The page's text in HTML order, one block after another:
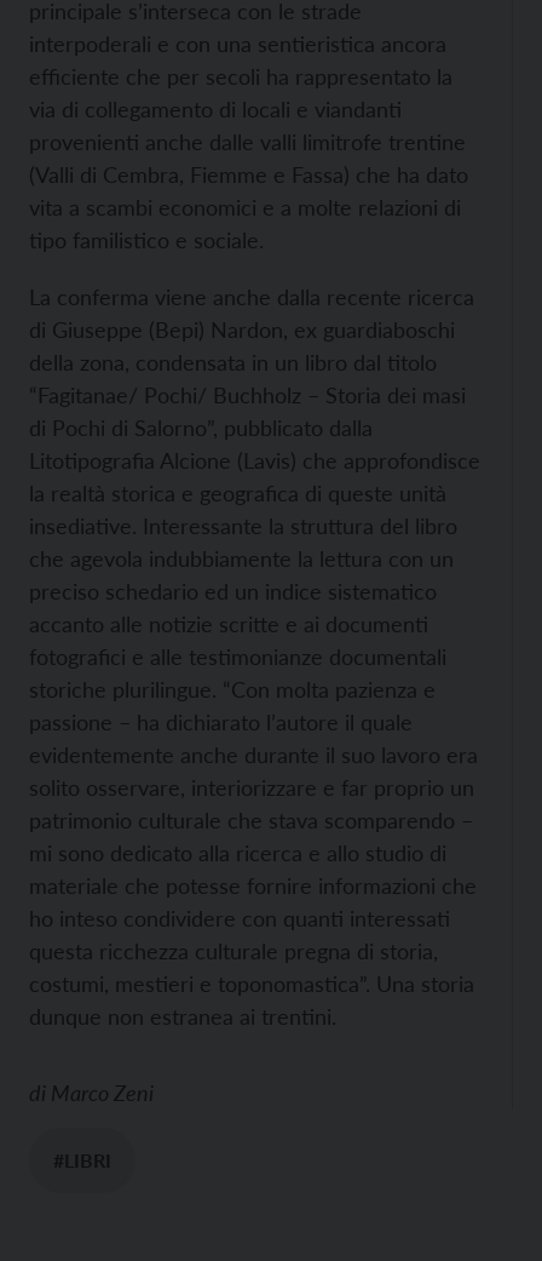
principale s’interseca con le strade
interpoderali e con una sentieristica ancora
efficiente che per secoli ha rappresentato la
via di collegamento di locali e viandanti
provenienti anche dalle valli limitrofe trentine
(Valli di Cembra, Fiemme e Fassa) che ha dato
vita a scambi economici e a molte relazioni di
tipo familistico e sociale.
La conferma viene anche dalla recente ricerca
di Giuseppe (Bepi) Nardon, ex guardiaboschi
della zona, condensata in un libro dal titolo
“Fagitanae/ Pochi/ Buchholz – Storia dei masi
di Pochi di Salorno”, pubblicato dalla
Litotipografia Alcione (Lavis) che approfondisce
la realtà storica e geografica di queste unità
insediative. Interessante la struttura del libro
che agevola indubbiamente la lettura con un
preciso schedario ed un indice sistematico
accanto alle notizie scritte e ai documenti
fotografici e alle testimonianze documentali
storiche plurilingue. “Con molta pazienza e
passione – ha dichiarato l’autore il quale
evidentemente anche durante il suo lavoro era
solito osservare, interiorizzare e far proprio un
patrimonio culturale che stava scomparendo –
mi sono dedicato alla ricerca e allo studio di
materiale che potesse fornire informazioni che
ho inteso condividere con quanti interessati
questa ricchezza culturale pregna di storia,
costumi, mestieri e toponomastica”. Una storia
dunque non estranea ai trentini.
di Marco Zeni
#LIBRI